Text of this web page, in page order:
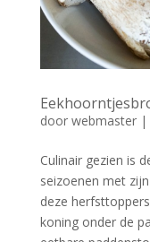
door webmaster|
Culinair gezien is
seizoenen met
deze
koning onder de